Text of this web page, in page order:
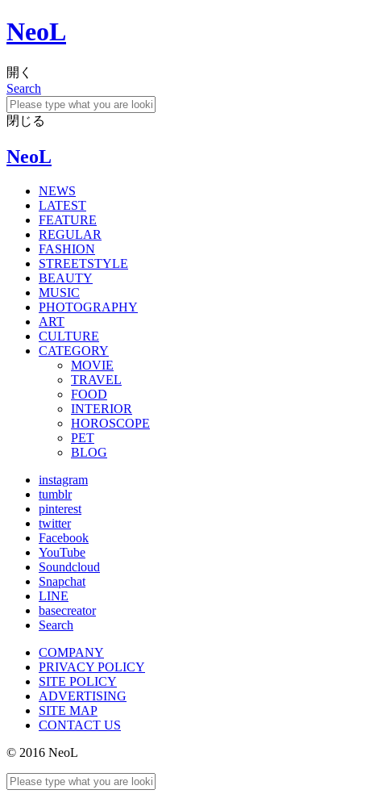
NeoL
開く
Search
閉じる
NeoL
NEWS
LATEST
FEATURE
REGULAR
FASHION
STREETSTYLE
BEAUTY
MUSIC
PHOTOGRAPHY
ART
CULTURE
CATEGORY
MOVIE
TRAVEL
FOOD
INTERIOR
HOROSCOPE
PET
BLOG
instagram
tumblr
pinterest
twitter
Facebook
YouTube
Soundcloud
Snapchat
LINE
basecreator
Search
COMPANY
PRIVACY POLICY
SITE POLICY
ADVERTISING
SITE MAP
CONTACT US
© 2016 NeoL